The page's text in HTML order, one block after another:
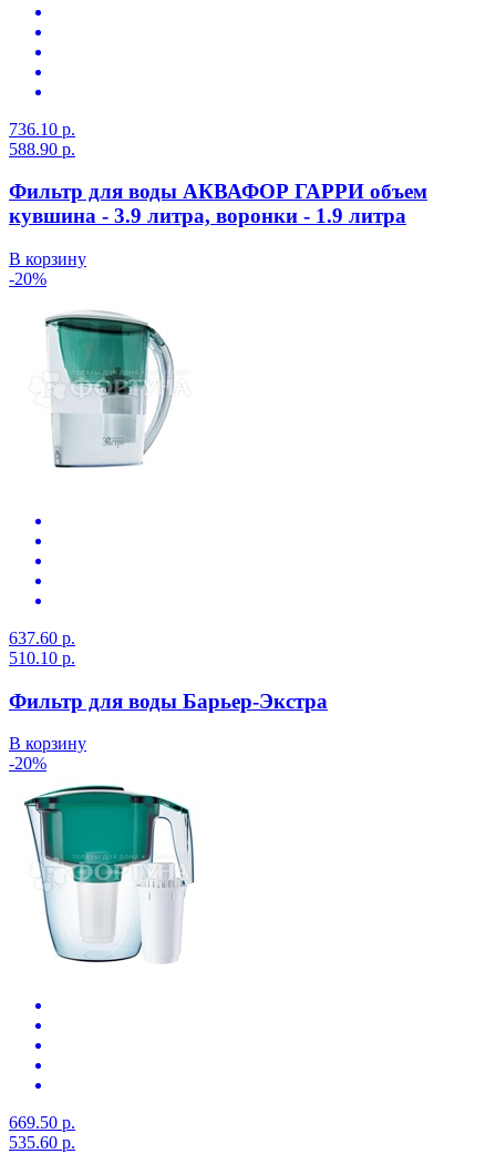
736.10 р.
588.90 р.
Фильтр для воды АКВАФОР ГАРРИ объем
кувшина - 3.9 литра, воронки - 1.9 литра
В корзину
-20%
637.60 р.
510.10 р.
Фильтр для воды Барьер-Экстра
В корзину
-20%
669.50 р.
535.60 р.